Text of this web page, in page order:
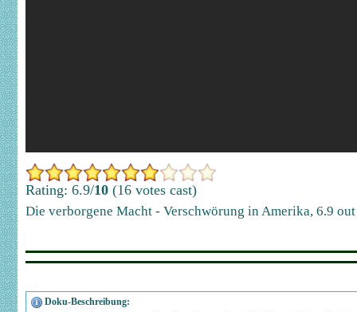
Rating: 6.9/10 (16 votes cast)
Die verborgene Macht - Verschwörung in Amerika, 6.9
Doku-Beschreibung: